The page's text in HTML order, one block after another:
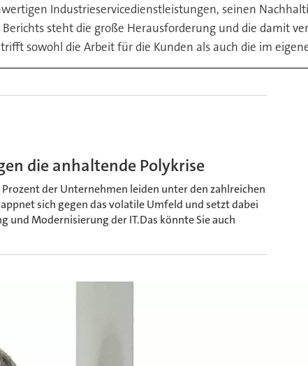
Industrieservicedienstleistungen, seinen
steht die große Herausforderung und die damit
sowohl die Arbeit für die Kunden als auch die im
die anhaltende Polykrise
Prozent der Unternehmen leiden unter den zahlreichen
sich gegen das volatile Umfeld und setzt dabei
Modernisierung der IT.Das könnte Sie auch